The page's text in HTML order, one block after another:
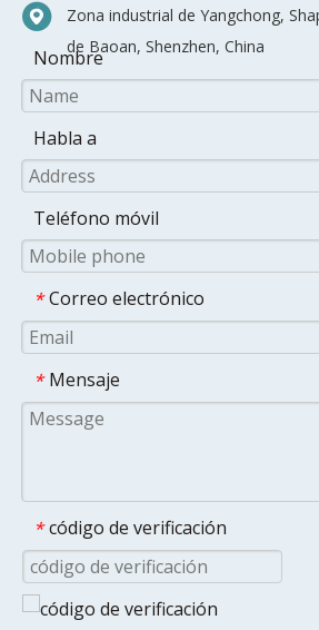
Zona industrial de Yangchong,
de Baoan, Shenzhen, China
Nombre
Habla a
Teléfono móvil
* Correo electrónico
* Mensaje
* código de verificación